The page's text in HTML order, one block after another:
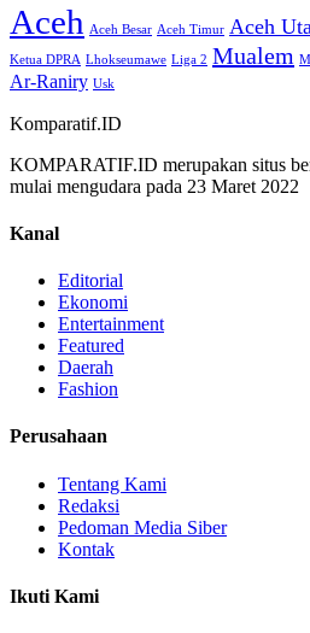
Aceh Aceh Besar Aceh Timur Aceh
Ketua DPRA Lhokseumawe Liga 2 Mualem
Ar-Raniry Usk
Komparatif.ID
KOMPARATIF.ID merupakan situs
mulai mengudara pada 23 Maret 2022
Kanal
Editorial
Ekonomi
Entertainment
Featured
Daerah
Fashion
Perusahaan
Tentang Kami
Redaksi
Pedoman Media Siber
Kontak
Ikuti Kami